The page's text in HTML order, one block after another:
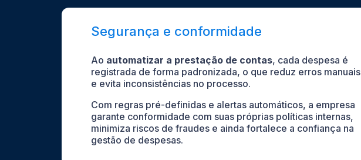
Segurança e conformidade
Ao automatizar a prestação de contas, cada despesa é
registrada de forma padronizada, o que reduz erros manuais
e evita inconsistências no processo.
Com regras pré-definidas e alertas automáticos, a empresa
garante conformidade com suas próprias políticas internas,
minimiza riscos de fraudes e ainda fortalece a confiança na
gestão de despesas.